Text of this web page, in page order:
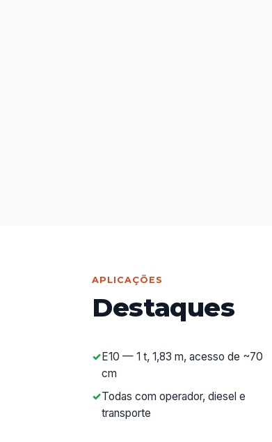
APLICAÇÕES
Destaques
E10 — 1 t, 1,83 m, acesso de ~70
cm
Todas com operador, diesel e
transporte